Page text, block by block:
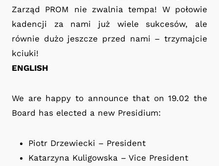
Zarząd PROM nie zwalnia tempa! W połowie
kadencji za nami już wiele sukcesów, ale
równie dużo jeszcze przed nami – trzymajcie
kciuki!
ENGLISH
We are happy to announce that on 19.02 the
Board has elected a new Presidium:
Piotr Drzewiecki – President
Katarzyna Kuligowska – Vice President